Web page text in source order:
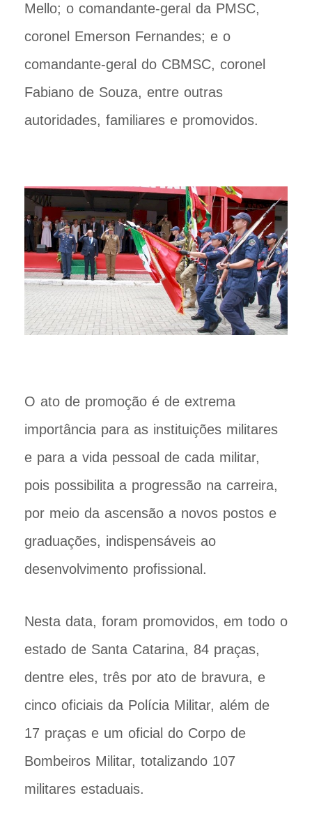
Mello; o comandante-geral da PMSC,
coronel Emerson Fernandes; e o
comandante-geral do CBMSC, coronel
Fabiano de Souza, entre outras
autoridades, familiares e promovidos.
O ato de promoção é de extrema
importância para as instituições militares
e para a vida pessoal de cada militar,
pois possibilita a progressão na carreira,
por meio da ascensão a novos postos e
graduações, indispensáveis ao
desenvolvimento profissional.
Nesta data, foram promovidos, em todo o
estado de Santa Catarina, 84 praças,
dentre eles, três por ato de bravura, e
cinco oficiais da Polícia Militar, além de
17 praças e um oficial do Corpo de
Bombeiros Militar, totalizando 107
militares estaduais.